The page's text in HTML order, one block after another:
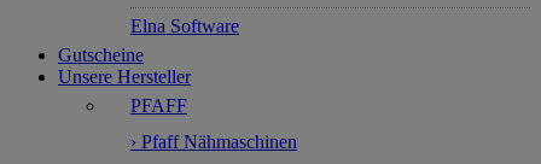
Elna Software
Gutscheine
Unsere Hersteller
PFAFF
› Pfaff Nähmaschinen